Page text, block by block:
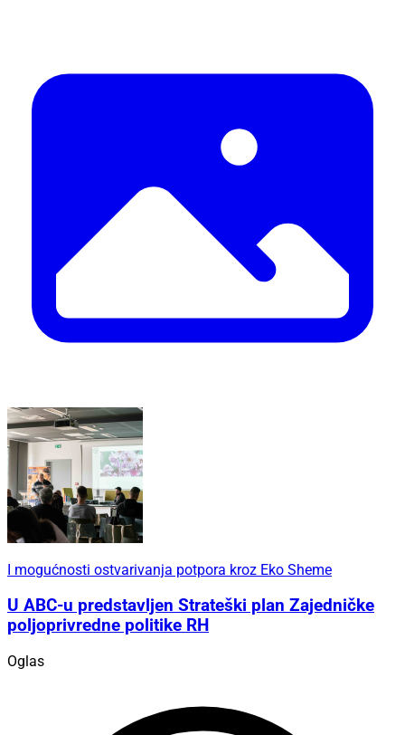
I mogućnosti ostvarivanja potpora kroz Eko Sheme
U ABC-u predstavljen Strateški plan Zajedničke
poljoprivredne politike RH
Oglas